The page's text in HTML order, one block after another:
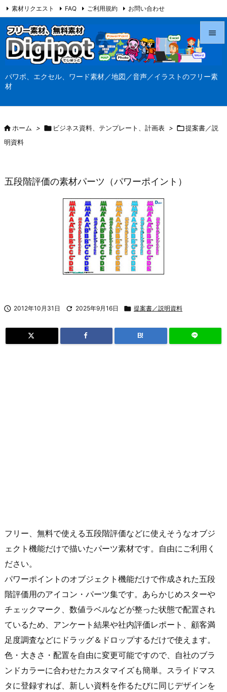
パワポ、エクセル、ワード素材／地図／音声／イラストのフリー素
材




素材リクエスト FAQ ご利用規約 お問い合わせ
当サイト（Digipot.net）について
ホーム >  ビジネス資料、テンプレート、計画表 > 提案書／説
明資料
五段階評価の素材パーツ（パワーポイント）
 2012年10月31日  2025年9月16日  提案書／説明資料
B!
フリー、無料で使える五段階評価などに使えそうなオブジ
ェクト機能だけで描いたパーツ素材です。自由にご利用く
ださい。
パワーポイントのオブジェクト機能だけで作成された五段
階評価用のアイコン・パーツ集です。あらかじめスターや
チェックマーク、数値ラベルなどが整った状態で配置され
ているため、アンケート結果や社内評価レポート、顧客満
足度調査などにドラッグ＆ドロップするだけで使えます。
色・大きさ・配置を自由に変更可能ですので、自社のブラ
ンドカラーに合わせたカスタマイズも簡単。スライドマス
タに登録すれば、新しい資料を作るたびに同じデザインを